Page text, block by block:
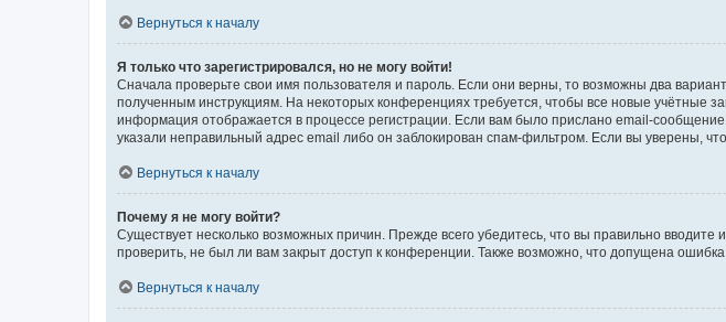
Вернуться к началу
Я только что зарегистрировался, но не могу войти!
Сначала проверьте свои имя пользователя и пароль. Если они верны, то возможны два
полученным инструкциям. На некоторых конференциях требуется, чтобы все новые учётные
информация отображается в процессе регистрации. Если вам было прислано email-
указали неправильный адрес email либо он заблокирован спам-фильтром. Если вы уверены,
Вернуться к началу
Почему я не могу войти?
Существует несколько возможных причин. Прежде всего убедитесь, что вы правильно
проверить, не был ли вам закрыт доступ к конференции. Также возможно, что допущена
Вернуться к началу